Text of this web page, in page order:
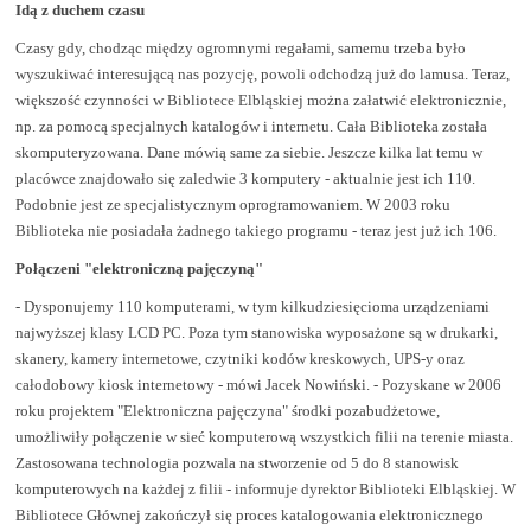
Idą z duchem czasu
Czasy gdy, chodząc między ogromnymi regałami, samemu trzeba było
wyszukiwać interesującą nas pozycję, powoli odchodzą już do lamusa. Teraz,
większość czynności w Bibliotece Elbląskiej można załatwić elektronicznie,
np. za pomocą specjalnych katalogów i internetu. Cała Biblioteka została
skomputeryzowana. Dane mówią same za siebie. Jeszcze kilka lat temu w
placówce znajdowało się zaledwie 3 komputery - aktualnie jest ich 110.
Podobnie jest ze specjalistycznym oprogramowaniem. W 2003 roku
Biblioteka nie posiadała żadnego takiego programu - teraz jest już ich 106.
Połączeni "elektroniczną pajęczyną"
- Dysponujemy 110 komputerami, w tym kilkudziesięcioma urządzeniami
najwyższej klasy LCD PC. Poza tym stanowiska wyposażone są w drukarki,
skanery, kamery internetowe, czytniki kodów kreskowych, UPS-y oraz
całodobowy kiosk internetowy - mówi Jacek Nowiński. - Pozyskane w 2006
roku projektem "Elektroniczna pajęczyna" środki pozabudżetowe,
umożliwiły połączenie w sieć komputerową wszystkich filii na terenie miasta.
Zastosowana technologia pozwala na stworzenie od 5 do 8 stanowisk
komputerowych na każdej z filii - informuje dyrektor Biblioteki Elbląskiej. W
Bibliotece Głównej zakończył się proces katalogowania elektronicznego